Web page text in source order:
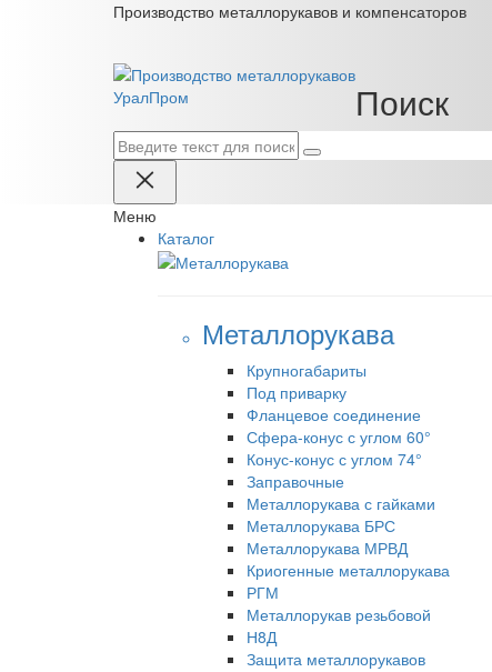
Производство металлорукавов и компенсаторов
УралПром Поиск
Меню
Каталог
Металлорукава
Крупногабариты
Под приварку
Фланцевое соединение
Сфера-конус с углом 60°
Конус-конус с углом 74°
Заправочные
Металлорукава с гайками
Металлорукава БРС
Металлорукава МРВД
Криогенные металлорукава
РГМ
Металлорукав резьбовой
Н8Д
Защита металлорукавов